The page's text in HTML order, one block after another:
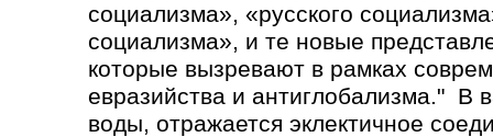
социализма», «русского
социализма», и те новые
которые вызревают в рамках
евразийства и антиглобализма." В
воды, отражается эклектичное